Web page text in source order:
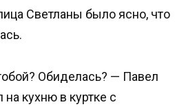
Светланы было ясно, что
Обиделась? — Павел
кухню в куртке с